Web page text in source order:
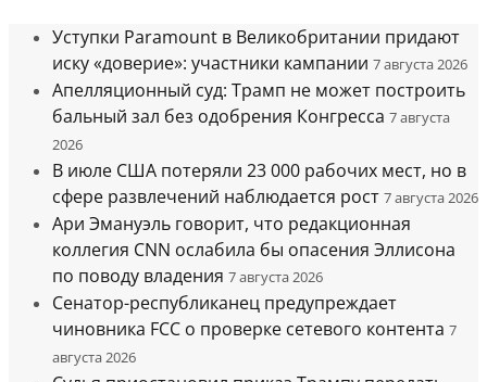
Уступки Paramount в Великобритании придают
иску «доверие»: участники кампании 7 августа 2026
Апелляционный суд: Трамп не может построить
бальный зал без одобрения Конгресса 7 августа
2026
В июле США потеряли 23 000 рабочих мест, но в
сфере развлечений наблюдается рост 7 августа 2026
Ари Эмануэль говорит, что редакционная
коллегия CNN ослабила бы опасения Эллисона
по поводу владения 7 августа 2026
Сенатор-республиканец предупреждает
чиновника FCC о проверке сетевого контента 7
августа 2026